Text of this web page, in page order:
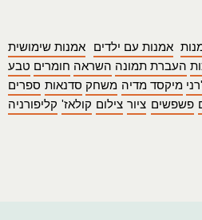
אמנות עם ילדים
אמנות שימושית
העברת תמונה השראה חומרים טבע
מיקסד מדיה משחק סדנאות ספרים
פשפשים ציור צילום קולאז' קליפורניה